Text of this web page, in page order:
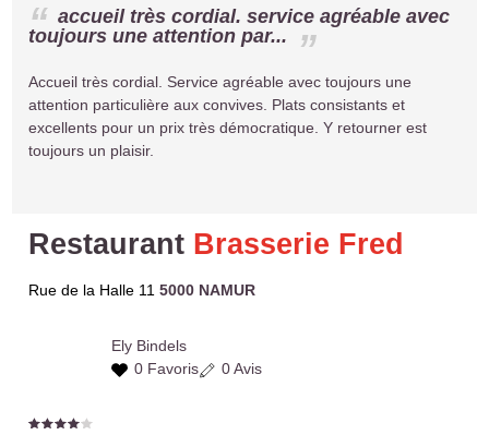
accueil très cordial. service agréable avec
toujours une attention par...
Accueil très cordial. Service agréable avec toujours une
attention particulière aux convives. Plats consistants et
excellents pour un prix très démocratique. Y retourner est
toujours un plaisir.
Restaurant Brasserie Fred
Rue de la Halle 115000 NAMUR
Ely Bindels
0 Favoris
0 Avis